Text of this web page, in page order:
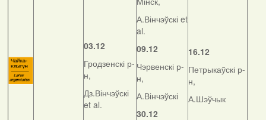
03.12
Гродзенскі р-
н,
Дз.Вінчэўскі
et al.
А.Вінчэўскі et
al.
09.12
Чэрвенскі р-
н,
А.Вінчэўскі
30.12
16.12
Петрыкаўскі р-
н,
А.Шэўчык